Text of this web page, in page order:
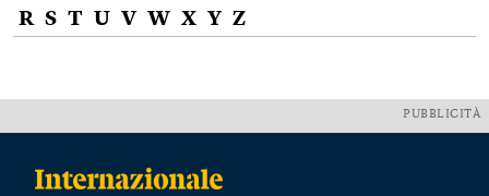
R S T U V W X Y Z
PUBBLICITÀ